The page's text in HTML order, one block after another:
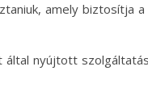
amely biztosítja
nyújtott